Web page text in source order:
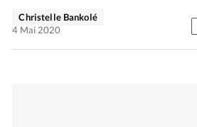
Christelle Bankolé
4 Mai 2020